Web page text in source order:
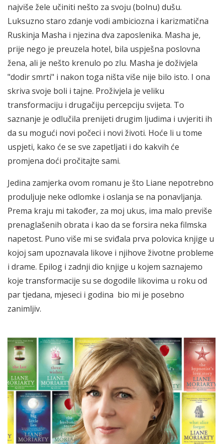
najviše žele učiniti nešto za svoju (bolnu) dušu.
Luksuzno staro zdanje vodi ambiciozna i karizmatična
Ruskinja Masha i njezina dva zaposlenika. Masha je,
prije nego je preuzela hotel, bila uspješna poslovna
žena, ali je nešto krenulo po zlu. Masha je doživjela
"dodir smrti" i nakon toga ništa više nije bilo isto. I ona
skriva svoje boli i tajne. Proživjela je veliku
transformaciju i drugačiju percepciju svijeta. To
saznanje je odlučila prenijeti drugim ljudima i uvjeriti ih
da su mogući novi počeci i novi životi. Hoće li u tome
uspjeti, kako će se sve zapetljati i do kakvih će
promjena doći pročitajte sami.
Jedina zamjerka ovom romanu je što Liane nepotrebno
produljuje neke odlomke i oslanja se na ponavljanja.
Prema kraju mi također, za moj ukus, ima malo previše
prenaglašenih obrata i kao da se forsira neka filmska
napetost. Puno više mi se sviđala prva polovica knjige u
kojoj sam upoznavala likove i njihove životne probleme
i drame. Epilog i zadnji dio knjige u kojem saznajemo
koje transformacije su se dogodile likovima u roku od
par tjedana, mjeseci i godina bio mi je posebno
zanimljiv.